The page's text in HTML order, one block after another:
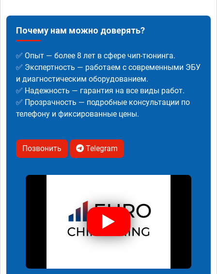
Почему нам можно доверять?
✅ Опыт — более 8 лет в сфере чип-тюнинга.
✅ Экспертность — работаем с современными ЭБУ
и диагностическим оборудованием.
✅ Надежность — гарантия на все виды работ.
✅ Прозрачность — подробные консультации по
телефону и фиксированные цены.
Позвонить Telegram